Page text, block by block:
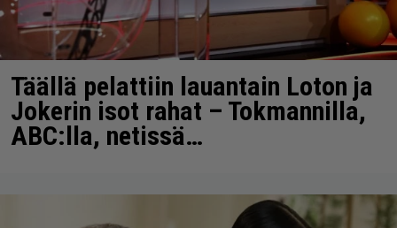
Täällä pelattiin lauantain Loton ja
Jokerin isot rahat – Tokmannilla,
ABC:lla, netissä…